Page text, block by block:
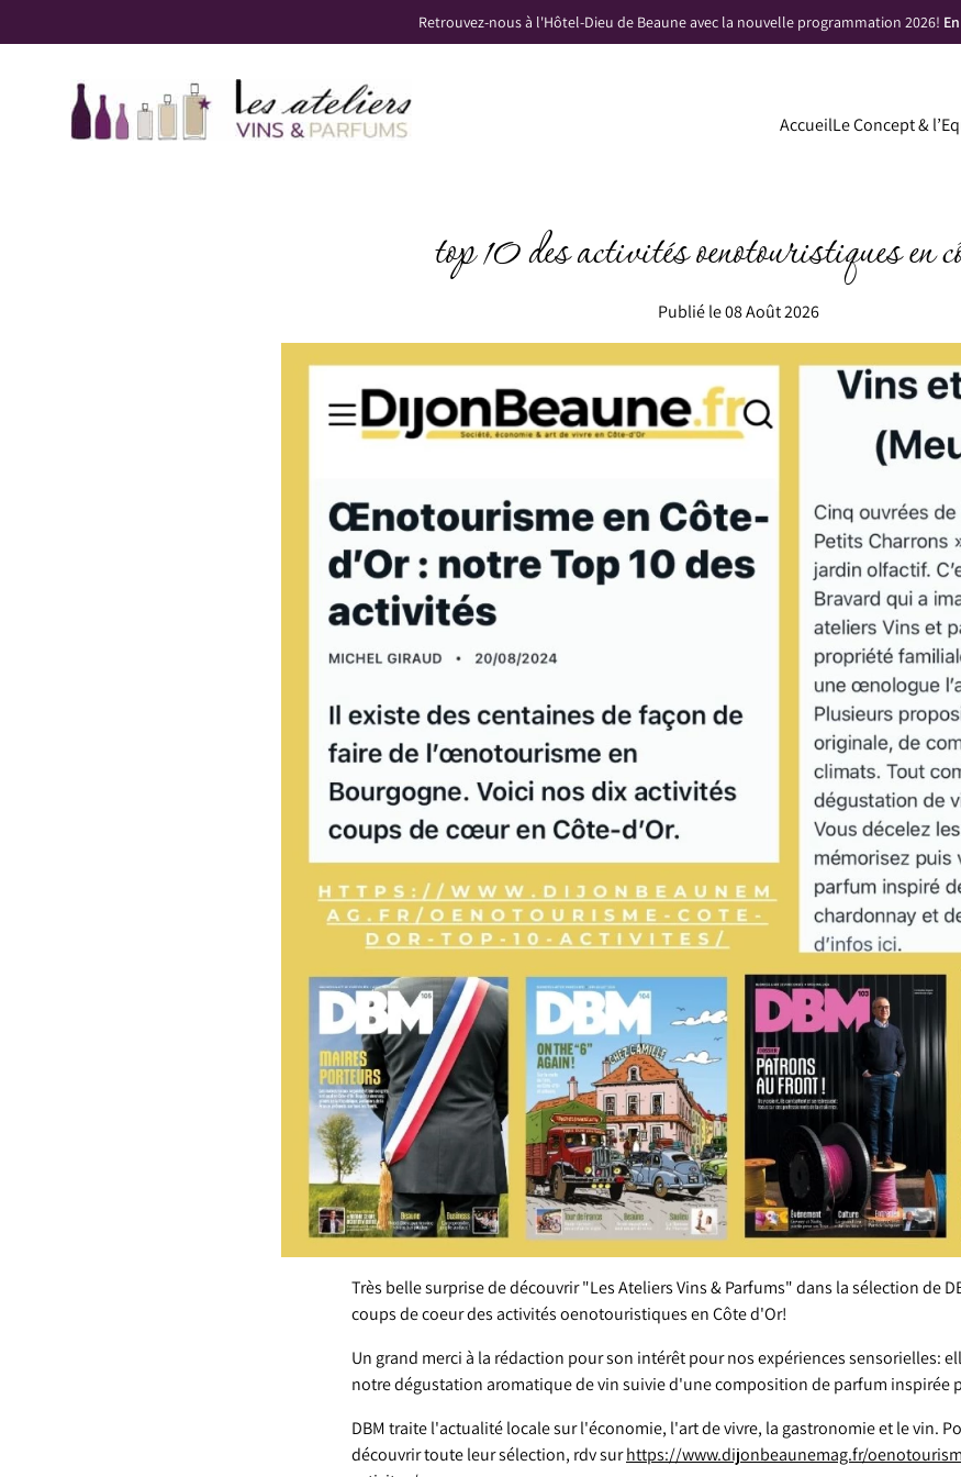
Retrouvez-nous à l'Hôtel-Dieu de Beaune avec la nouvelle programmation 2026!
AccueilLe Concept &
top 10 des activités oenotouristiques en
Publié le 08 Août 2026
Très belle surprise de découvrir "Les Ateliers Vins & Parfums" dans la sélection de
coups de coeur des activités oenotouristiques en Côte d'Or!
Un grand merci à la rédaction pour son intérêt pour nos expériences sensorielles:
notre dégustation aromatique de vin suivie d'une composition de parfum inspirée
DBM traite l'actualité locale sur l'économie, l'art de vivre, la gastronomie et le vin.
découvrir toute leur sélection, rdv surhttps://www.dijonbeaunemag.fr/